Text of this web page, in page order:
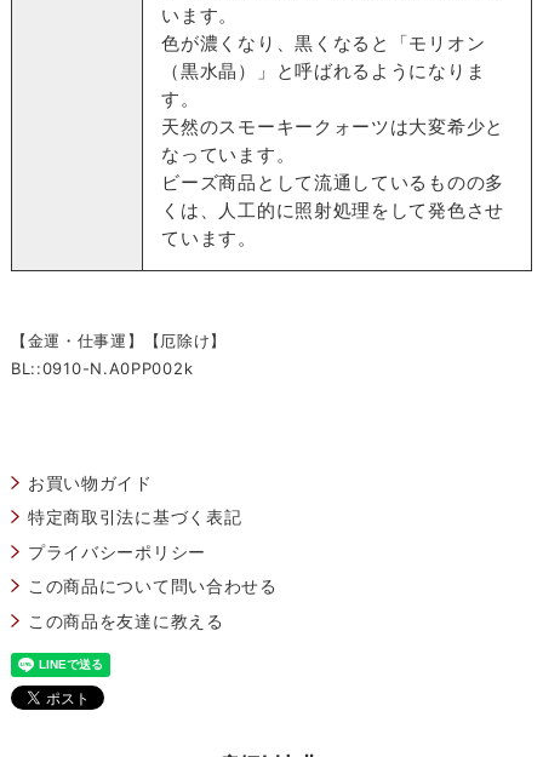
います。
色が濃くなり、黒くなると「モリオン
（黒水晶）」と呼ばれるようになりま
す。
天然のスモーキークォーツは大変希少と
なっています。
ビーズ商品として流通しているものの多
くは、人工的に照射処理をして発色させ
ています。
【金運・仕事運】【厄除け】
BL::0910-N.A0PP002k
お買い物ガイド
特定商取引法に基づく表記
プライバシーポリシー
この商品について問い合わせる
この商品を友達に教える